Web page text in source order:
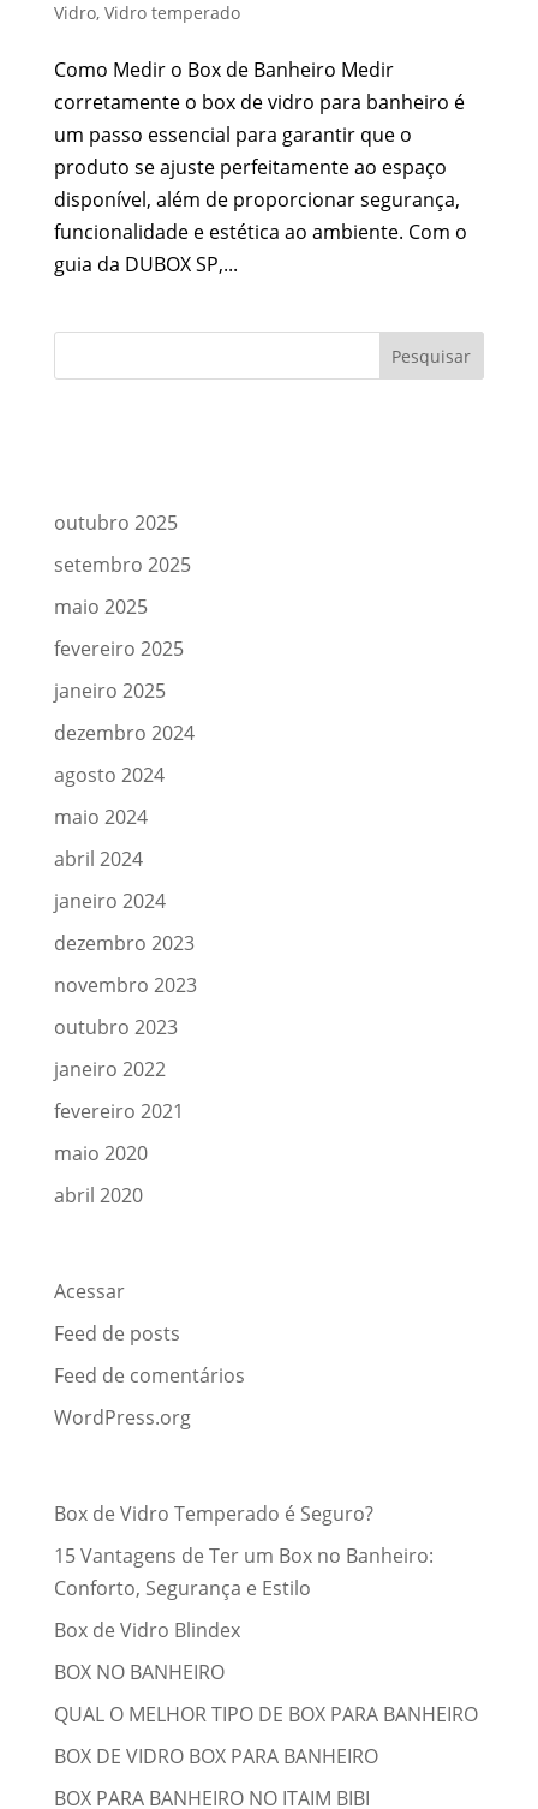
Vidro, Vidro temperado
Como Medir o Box de Banheiro Medir
corretamente o box de vidro para banheiro é
um passo essencial para garantir que o
produto se ajuste perfeitamente ao espaço
disponível, além de proporcionar segurança,
funcionalidade e estética ao ambiente. Com o
guia da DUBOX SP,...
outubro 2025
setembro 2025
maio 2025
fevereiro 2025
janeiro 2025
dezembro 2024
agosto 2024
maio 2024
abril 2024
janeiro 2024
dezembro 2023
novembro 2023
outubro 2023
janeiro 2022
fevereiro 2021
maio 2020
abril 2020
Acessar
Feed de posts
Feed de comentários
WordPress.org
Box de Vidro Temperado é Seguro?
15 Vantagens de Ter um Box no Banheiro:
Conforto, Segurança e Estilo
Box de Vidro Blindex
BOX NO BANHEIRO
QUAL O MELHOR TIPO DE BOX PARA BANHEIRO
BOX DE VIDRO BOX PARA BANHEIRO
BOX PARA BANHEIRO NO ITAIM BIBI